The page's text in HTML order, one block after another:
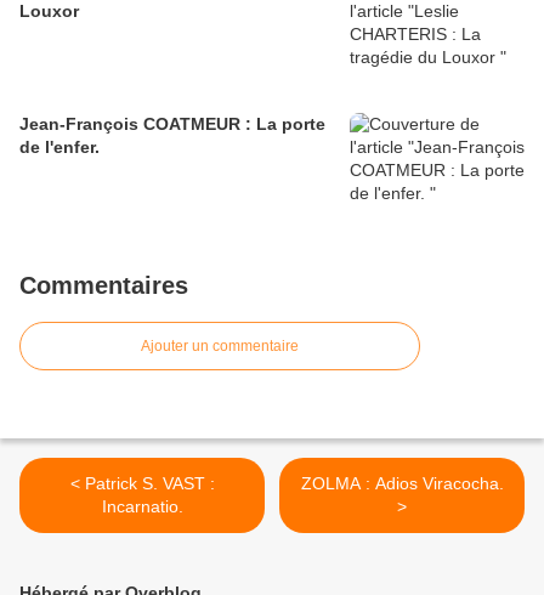
Louxor
Jean-François COATMEUR : La porte
de l'enfer.
Commentaires
Ajouter un commentaire
< Patrick S. VAST :
Incarnatio.
ZOLMA : Adios Viracocha.
>